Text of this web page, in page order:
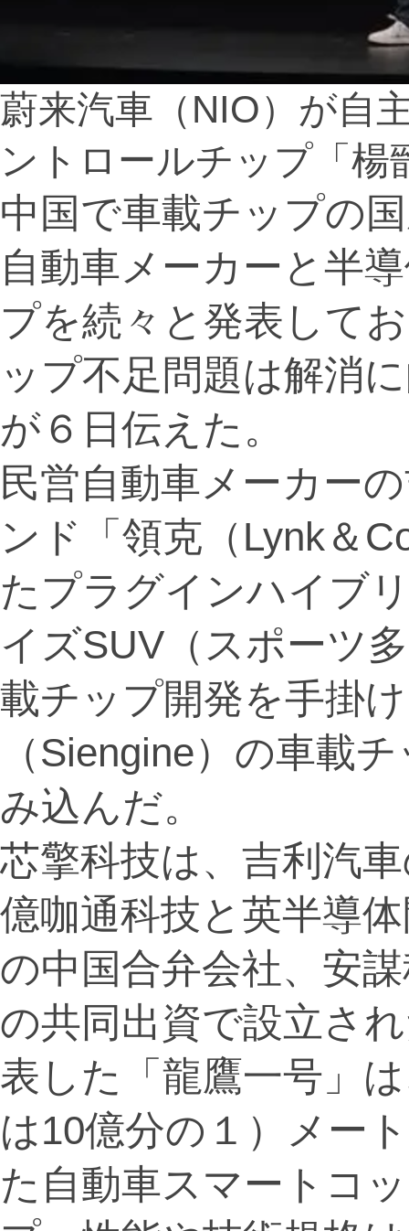
蔚来汽車（NIO）が自
ントロールチップ「楊
中国で車載チップの
自動車メーカーと半
プを続々と発表して
ップ不足問題は解消
が６日伝えた。
民営自動車メーカー
ンド「領克（Lynk＆
たプラグインハイブ
イズSUV（スポーツ
載チップ開発を手掛
（Siengine）の車載
み込んだ。
芯擎科技は、吉利汽
億咖通科技と英半導
の中国合弁会社、安
の共同出資で設立さ
表した「龍鷹一号」
は10億分の１）メー
た自動車スマートコ